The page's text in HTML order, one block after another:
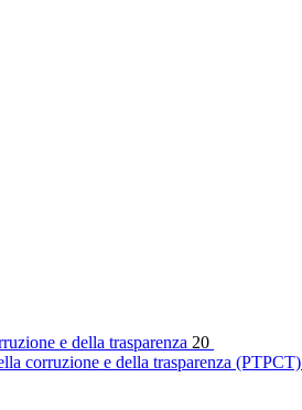
e della trasparenza 20
corruzione e della trasparenza (PTPCT)